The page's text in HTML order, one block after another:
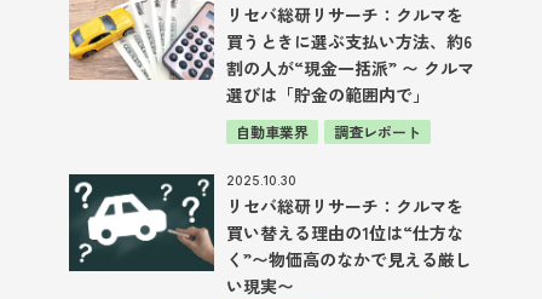
リセバ総研リサーチ：クルマを
買うときに選ぶ支払い方法、約6
割の人が“現金一括派” 〜 クルマ
選びは「貯金の範囲内で」
自動車業界 調査レポート
2025.10.30
リセバ総研リサーチ：クルマを
買い替える理由の1位は“仕方な
く”〜物価高のなかで見える厳し
い現実〜